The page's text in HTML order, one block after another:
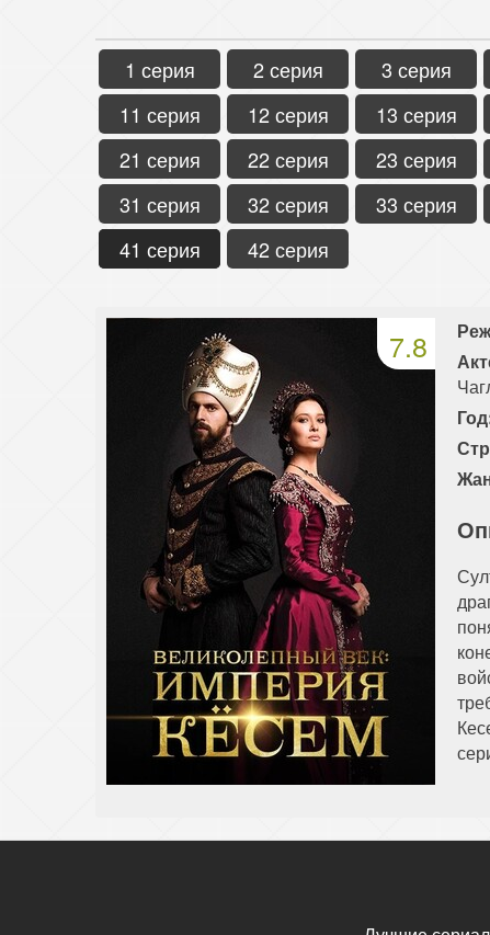
1 серия 2 серия 3 серия
11 серия
12 серия 13 серия
21 серия
22 серия 23 серия
31 серия
32 серия 33 серия
41 серия
42 серия
7.8